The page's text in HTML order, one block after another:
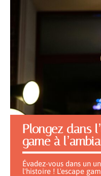
Plongez dans
game à
Évadez-vous dans un
l'histoire ! L'escape